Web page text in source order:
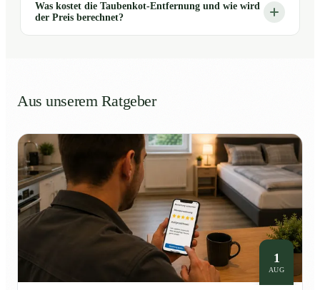
Was kostet die Taubenkot-Entfernung und wie wird
der Preis berechnet?
Aus unserem Ratgeber
1
AUG